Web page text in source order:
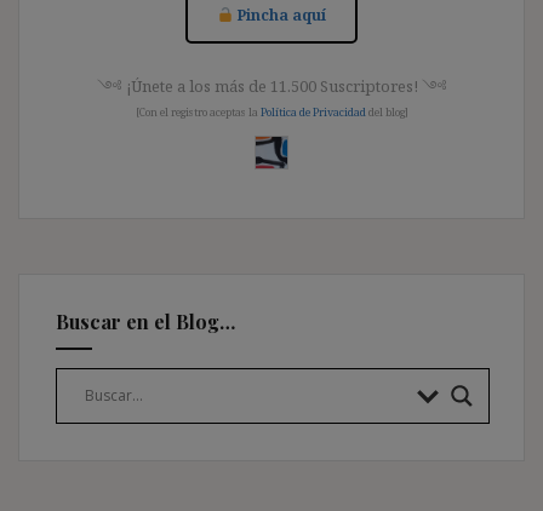
Pincha aquí
༺ ¡Únete a los más de 11.500 Suscriptores! ༺
[Con el registro aceptas la Política de Privacidad del blog]
Buscar en el Blog…